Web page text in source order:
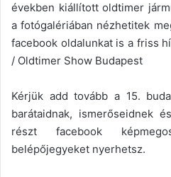
években kiállított oldtimer
a fotógalériában nézhetitek
facebook oldalunkat is a friss
/ Oldtimer Show Budapest
Kérjük add tovább a 15.
barátaidnak, ismerőseidnek
részt facebook
belépőjegyeket nyerhetsz.